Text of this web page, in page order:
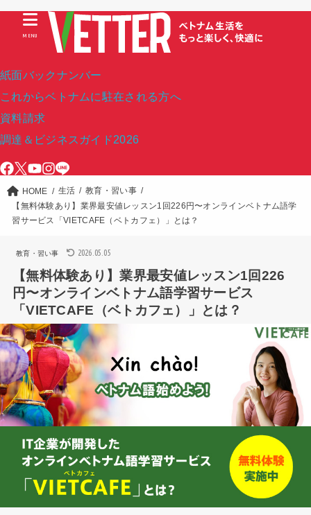
紙面バックナンバー
これからベトナムに駐在される方へ
資料請求
調達＆ビジネスガイド2026
MENU
HOME 生活
教育・習い事
【無料体験あり】業界最安値レッスン1回226円〜オンラインベトナム語学
習サービス「VIETCAFE（ベトカフェ）」とは？
教育・習い事 2026.05.05
【無料体験あり】業界最安値レッスン1回226
円〜オンラインベトナム語学習サービス
「VIETCAFE（ベトカフェ）」とは？